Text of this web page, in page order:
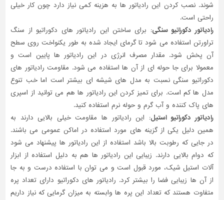
شوند. نصب کردن این رادیاتور ها به هزینه کمی نیاز دارد چون کار خیلی
راحتی است.
رادیاتور دکوراتیو سنگی: برای ساختن این رادیاتور های دکوراتیو از سنگ
تراورتن استفاده می شود تا گرمای ایجاد شده به طور یکنواخت روی سطح
آن پخش شود. مقدار مصرف انرژی در این رادیاتور ها پایین است و
معمولا برای جا حوله ای از آن ها استفاده می شود. مقاومت رادیاتور های
دکوراتیو سنگی نسبت به مدل های شیشه ای بیشتر است اما خب تنوع
مدل ها کم است. برای تمیز کردن این رادیاتور ها هم می توانید از اسپری
های پاک کننده و آب گرم و حوله نرم استفاده کنید.
رادیاتور دکوراتیو استیل: این رادیاتور ها مقاومت خیلی بالایی دارند به
همین دلیل یکی از گزینه های مورد استفاده در اماکن عمومی می باشند.
در جایی که رطوبت بالا باشد استفاده از این رادیاتور ها پیشنهاد می شود
که دوام بالایی دارند. زیبایی این رادیاتور ها هم به دلیل استفاده از ابزار
آلات استیل شیک، مورد قبول است و می توان با استفاده درست و به جا
از آن ها زیبایی فضا را بیشتر کرد. رادیاتور های دکوراتیو دارای تعداد پره
متفاوت هستند که تعداد این پره ها وابسته به میزان گرمایی که نیاز داریم